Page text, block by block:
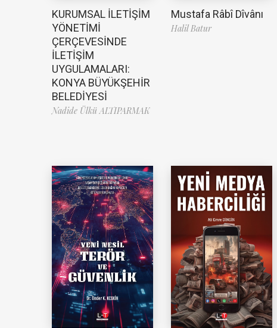
KURUMSAL İLETİŞİM
YÖNETİMİ
ÇERÇEVESİNDE
İLETİŞİM
UYGULAMALARI:
KONYA BÜYÜKŞEHİR
BELEDİYESİ
Nadide Ülkü ALTIPARMAK
Mustafa Râbî Dîvânı
Halil Batur